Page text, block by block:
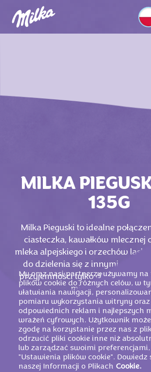
MILKA
135G
Milka Pieguski to idealne
ciasteczka, kawałków mlecznej
mleka alpejskiego i orzechów
do dzielenia się z innymi, ale
przyjemności tylko dla siebie.
mieć w zasięgu ręki.
My oraz nasi partnerzy używamy na
plików cookie do różnych celów, w
ułatwiania nawigacji,
pomiaru wykorzystania witryny
odpowiednich reklam i najlepszych
wrażeń cyfrowych. Użytkownik
zgodę na korzystanie przez nas z
odrzucić pliki cookie inne niż
lub zarządzać swoimi
"Ustawienia plików cookie". Dowiedz
naszej Informacji o Plikach Cookie.